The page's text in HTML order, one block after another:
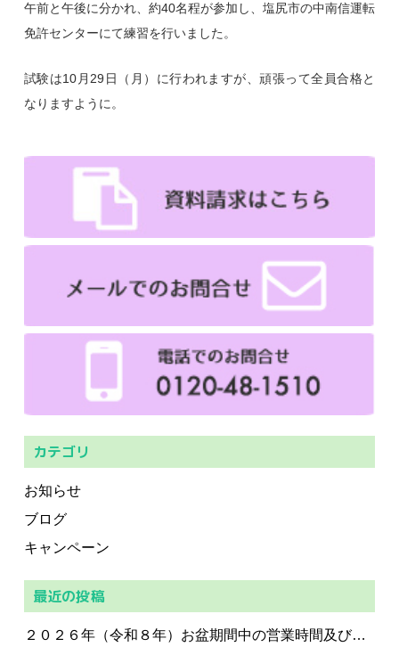
午前と午後に分かれ、約40名程が参加し、塩尻市の中南信運転
免許センターにて練習を行いました。
試験は10月29日（月）に行われますが、頑張って全員合格と
なりますように。
カテゴリ
お知らせ
ブログ
キャンペーン
最近の投稿
２０２６年（令和８年）お盆期間中の営業時間及び休業日のお知らせ